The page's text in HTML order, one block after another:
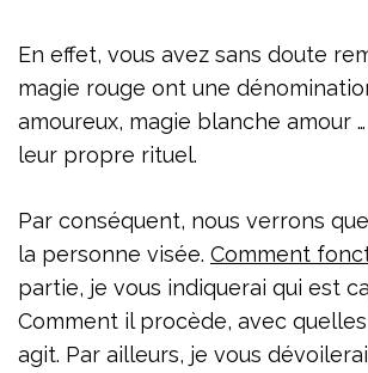
En effet, vous avez sans doute
magie rouge ont une
amoureux, magie blanche amour
leur propre rituel.
Par conséquent, nous verrons
la personne visée. Comment
partie, je vous indiquerai qui est
Comment il procède, avec
agit. Par ailleurs, je vous